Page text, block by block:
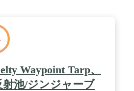
Waypoint Tarp、
射池/ジンジャーブ